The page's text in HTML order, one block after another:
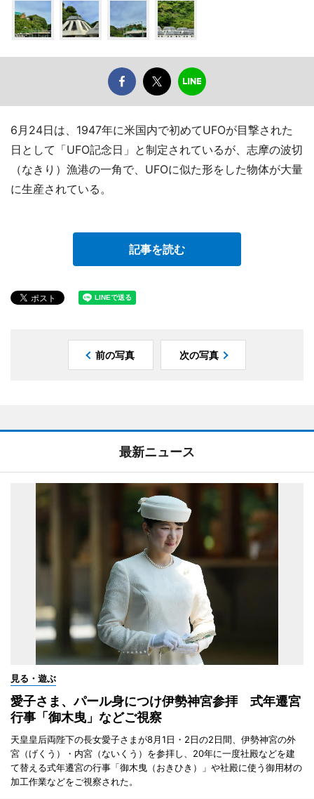
6月24日は、1947年に米国内で初めてUFOが目撃された
日として「UFO記念日」と制定されているが、志摩の波切
（なきり）漁港の一角で、UFOに似た形をした物体が大量
に生産されている。
記事を読む
前の写真 次の写真
最新ニュース
見る・遊ぶ
愛子さま、パール身につけ伊勢神宮参拝 式年遷宮
行事「御木曳」などご視察
天皇皇后両陛下の長女愛子さまが8月1日・2日の2日間、伊勢神宮の外
宮（げくう）・内宮（ないくう）を参拝し、20年に一度社殿などを建
て替える式年遷宮の行事「御木曳（おきひき）」や社殿に使う御用材の
加工作業などをご視察された。